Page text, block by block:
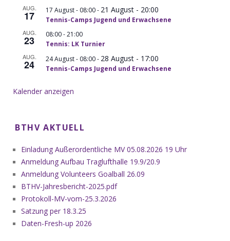
AUG.
17 17 August - 08:00- 21 August - 20:00
Tennis-Camps Jugend und Erwachsene
AUG.
23 08:00-21:00
Tennis: LK Turnier
AUG.
24 24 August - 08:00- 28 August - 17:00
Tennis-Camps Jugend und Erwachsene
Kalender anzeigen
BTHV AKTUELL
Einladung Außerordentliche MV 05.08.2026 19 Uhr
Anmeldung Aufbau Traglufthalle 19.9/20.9
Anmeldung Volunteers Goalball 26.09
BTHV-Jahresbericht-2025.pdf
Protokoll-MV-vom-25.3.2026
Satzung per 18.3.25
Daten-Fresh-up 2026